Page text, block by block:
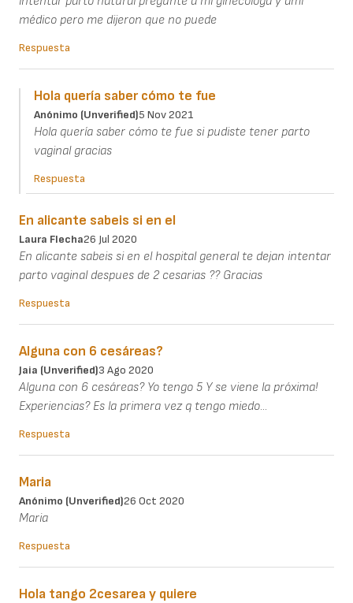
médico pero me dijeron que no puede
Respuesta
Hola quería saber cómo te fue
Anónimo (unverified)5 Nov 2021
Hola quería saber cómo te fue si pudiste tener parto
vaginal gracias
Respuesta
En alicante sabeis si en el
Laura Flecha26 Jul 2020
En alicante sabeis si en el hospital general te dejan intentar
parto vaginal despues de 2 cesarias ?? Gracias
Respuesta
Alguna con 6 cesáreas?
Jaia (unverified)3 Ago 2020
Alguna con 6 cesáreas? Yo tengo 5 Y se viene la próxima!
Experiencias? Es la primera vez q tengo miedo...
Respuesta
Maria
Anónimo (unverified)26 Oct 2020
Maria
Respuesta
Hola tango 2cesarea y quiere